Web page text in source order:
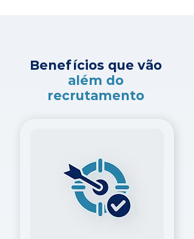
Benefícios que vão
além do
recrutamento